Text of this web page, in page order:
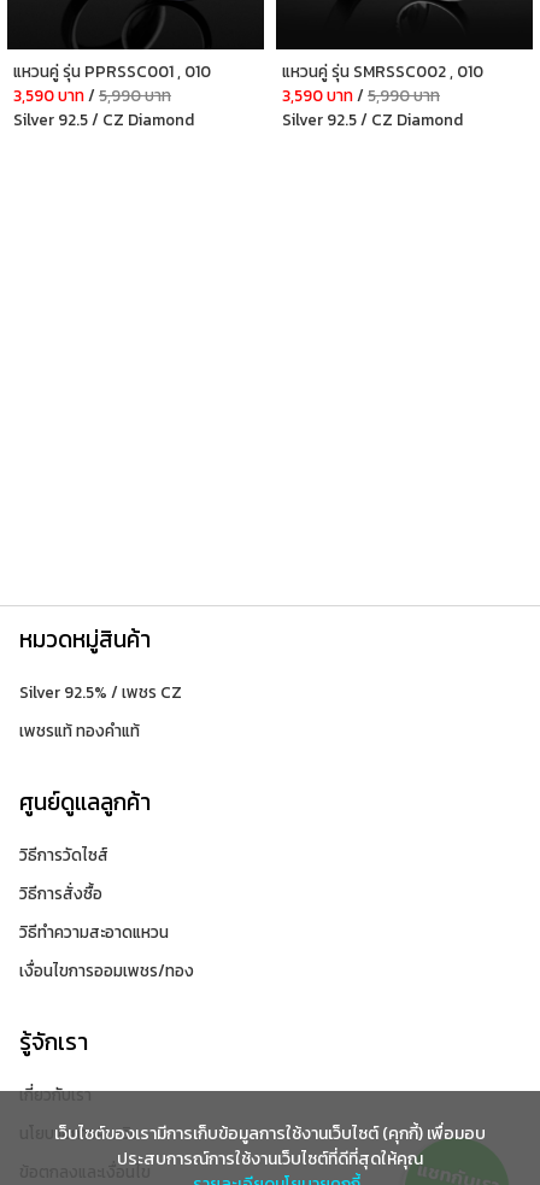
แหวนคู่ รุ่น PPRSSC001 , 010
3,590 บาท/5,990 บาท
Silver 92.5 / CZ Diamond
แหวนคู่ รุ่น SMRSSC002 , 010
3,590 บาท/5,990 บาท
Silver 92.5 / CZ Diamond
หมวดหมู่สินค้า
Silver 92.5% / เพชร CZ
เพชรแท้ ทองคำแท้
ศูนย์ดูแลลูกค้า
วิธีการวัดไซส์
วิธีการสั่งซื้อ
วิธีทำความสะอาดแหวน
เงื่อนไขการออมเพชร/ทอง
รู้จักเรา
เกี่ยวกับเรา
นโยบายการคืนเงิน
ข้อตกลงและเงื่อนไข
เว็บไซต์ของเรามีการเก็บข้อมูลการใช้งานเว็บไซต์ (คุกกี้) เพื่อมอบ
ประสบการณ์การใช้งานเว็บไซต์ที่ดีที่สุดให้คุณ